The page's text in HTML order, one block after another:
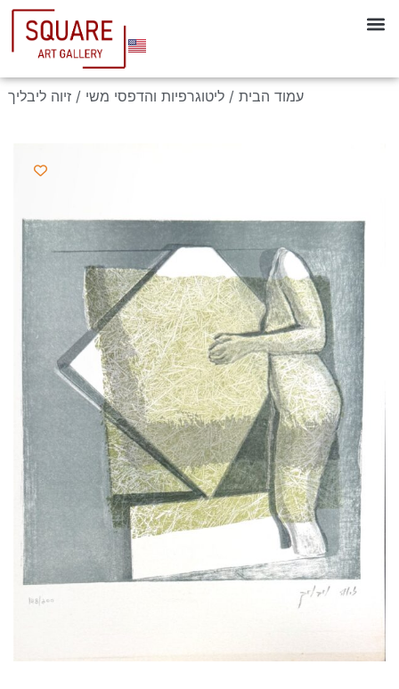
עמוד הבית /ליטוגרפיות והדפסי משי / זיוה ליבליך